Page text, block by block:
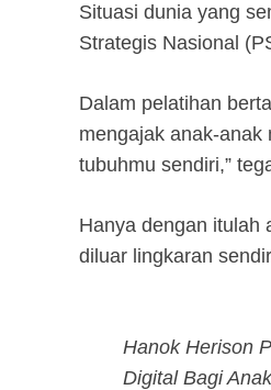
Situasi dunia yang
Strategis Nasional
Dalam pelatihan
mengajak anak-anak
tubuhmu sendiri,”
Hanya dengan itulah
diluar lingkaran
Hanok Herison
Digital Bagi